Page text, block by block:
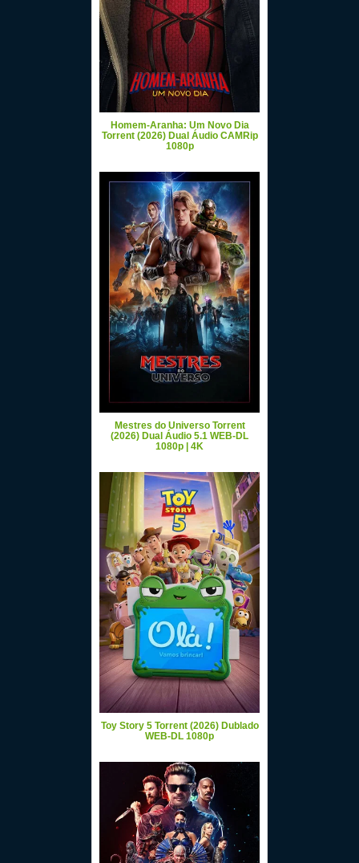
Homem-Aranha: Um Novo Dia
Torrent (2026) Dual Áudio CAMRip
1080p
Mestres do Universo Torrent
(2026) Dual Áudio 5.1 WEB-DL
1080p | 4K
Toy Story 5 Torrent (2026) Dublado
WEB-DL 1080p